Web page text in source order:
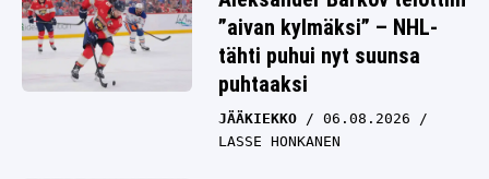
”aivan kylmäksi” – NHL-
tähti puhui nyt suunsa
puhtaaksi
JÄÄKIEKKO
06.08.2026
LASSE HONKANEN